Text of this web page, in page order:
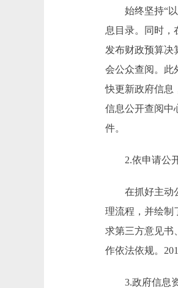
始终坚持“以
息目录。同时，
发布财政预算决
会公众查阅。此
快更新政府信息
信息公开查阅中
件。
2.依申请公
在抓好主动公
理流程，并绘制
求第三方意见书
作依法依规。
3.政府信息资